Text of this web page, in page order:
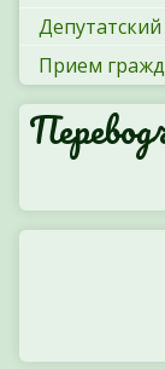
Прием